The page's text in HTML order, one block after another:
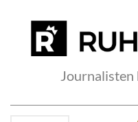
Journalisten